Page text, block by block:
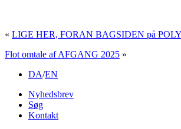
« LIGE HER, FORAN BAGSIDEN på
Flot omtale af AFGANG 2025 »
DA/EN
Nyhedsbrev
Søg
Kontakt